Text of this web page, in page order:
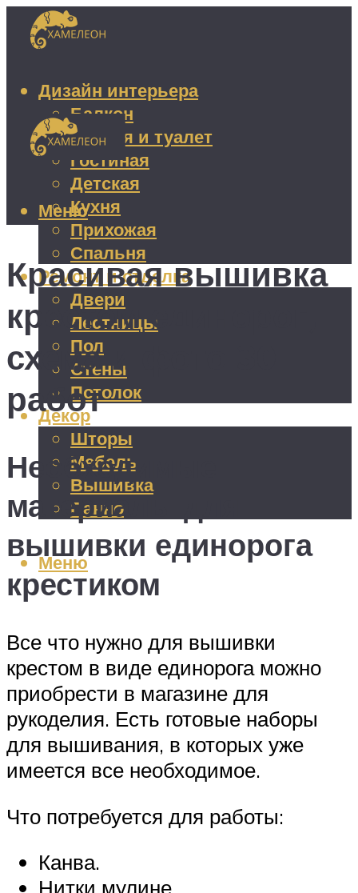
Дизайн интерьера
Балкон
Ванная и туалет
Гостиная
Детская
Кухня
Прихожая
Спальня
Ремонт и отделка
Двери
Лестницы
Пол
Стены
Потолок
Декор
Шторы
Мебель
Вышивка
Панно
Меню
Меню
Красивая вышивка
крестом единорог,
схема и фото 30
работ
Необходимые
материалы для
вышивки единорога
крестиком
Все что нужно для вышивки
крестом в виде единорога можно
приобрести в магазине для
рукоделия. Есть готовые наборы
для вышивания, в которых уже
имеется все необходимое.
Что потребуется для работы:
Канва.
Нитки мулине.